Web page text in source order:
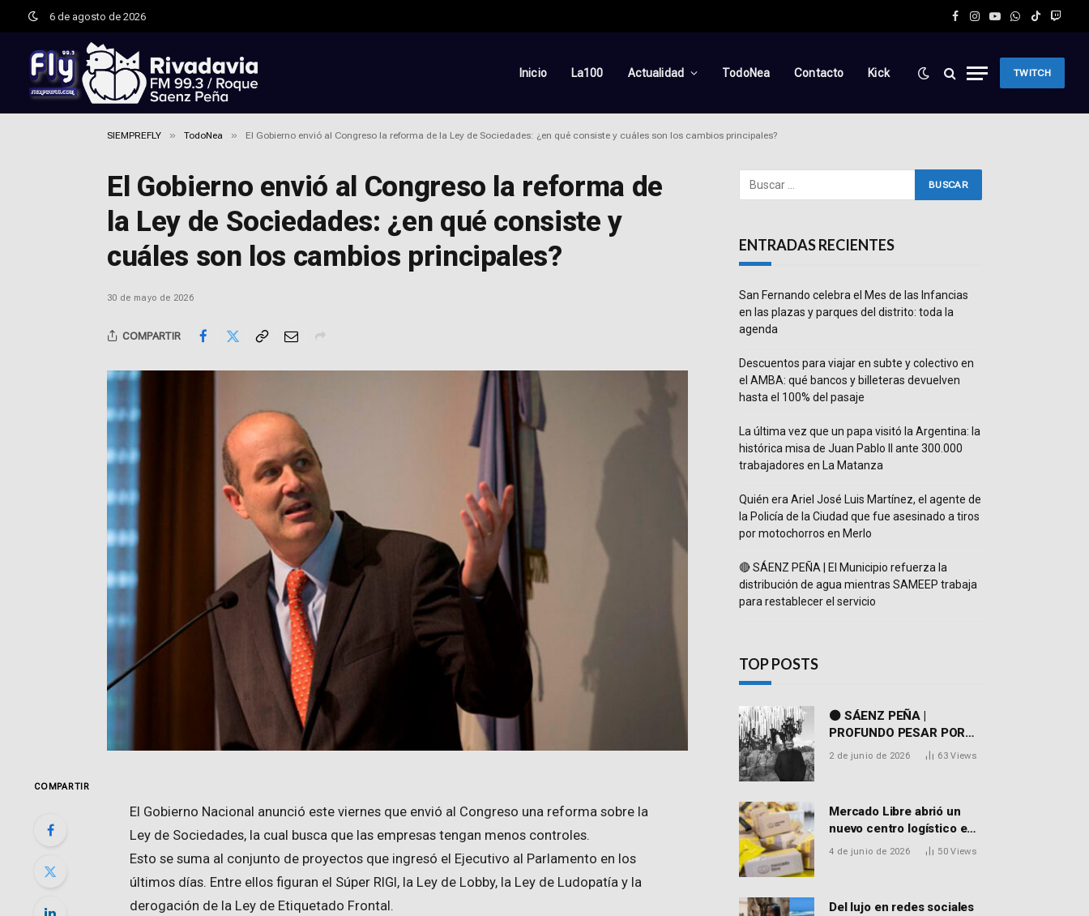
6 de agosto de 2026
Facebook
Instagram
YouTube
WhatsApp
TikTokTwitch
Inicio La100 Actualidad TodoNea Contacto Kick TWITCH
SIEMPREFLY » TodoNea » El Gobierno envió al Congreso la reforma de la Ley de Sociedades: ¿en qué consiste y cuáles son los cambios principales?
El Gobierno envió al Congreso la reforma de
la Ley de Sociedades: ¿en qué consiste y
cuáles son los cambios principales?
30 de mayo de 2026
COMPARTIR
COMPARTIR
El Gobierno Nacional anunció este viernes que envió al Congreso una reforma sobre la
Ley de Sociedades, la cual busca que las empresas tengan menos controles.
Esto se suma al conjunto de proyectos que ingresó el Ejecutivo al Parlamento en los
últimos días. Entre ellos figuran el Súper RIGI, la Ley de Lobby, la Ley de Ludopatía y la
derogación de la Ley de Etiquetado Frontal.
ENTRADAS RECIENTES
San Fernando celebra el Mes de las Infancias
en las plazas y parques del distrito: toda la
agenda
Descuentos para viajar en subte y colectivo en
el AMBA: qué bancos y billeteras devuelven
hasta el 100% del pasaje
La última vez que un papa visitó la Argentina: la
histórica misa de Juan Pablo II ante 300.000
trabajadores en La Matanza
Quién era Ariel José Luis Martínez, el agente de
la Policía de la Ciudad que fue asesinado a tiros
por motochorros en Merlo
🔴 SÁENZ PEÑA | El Municipio refuerza la
distribución de agua mientras SAMEEP trabaja
para restablecer el servicio
TOP POSTS
⚫ SÁENZ PEÑA |
PROFUNDO PESAR POR
EL FALLECIMIENTO DEL
2 de junio de 2026 63Views
Mercado Libre abrió un
nuevo centro logístico en
Don Torcuato que
4 de junio de 2026 50Views
Del lujo en redes sociales